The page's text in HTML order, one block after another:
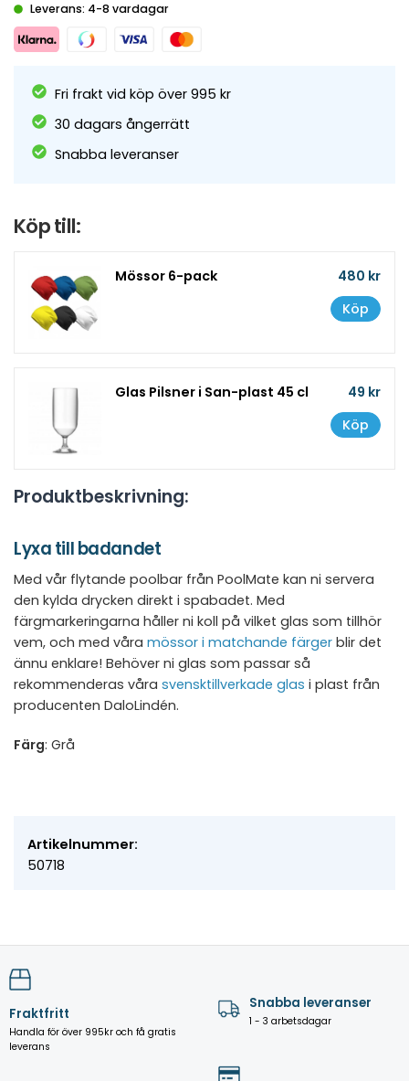
Leverans: 4-8 vardagar
Fri frakt vid köp över 995 kr
30 dagars ångerrätt
Snabba leveranser
Köp till:
480 kr
Köp
Mössor 6-pack
49 kr
Köp
Glas Pilsner i San-plast 45 cl
Produktbeskrivning:
Lyxa till badandet
Med vår flytande poolbar från PoolMate kan ni servera
den kylda drycken direkt i spabadet. Med
färgmarkeringarna håller ni koll på vilket glas som tillhör
vem, och med våra mössor i matchande färger blir det
ännu enklare! Behöver ni glas som passar så
rekommenderas våra svensktillverkade glas i plast från
producenten DaloLindén.
Färg: Grå
Artikelnummer:
50718
Fraktfritt
Handla för över 995kr och få gratis
leverans
Snabba leveranser
1 - 3 arbetsdagar